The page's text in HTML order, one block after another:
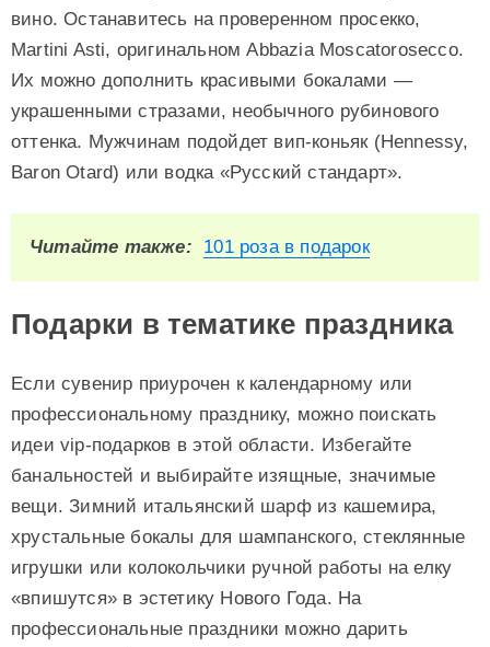
вино. Останавитесь на проверенном просекко,
Martini Asti, оригинальном Abbazia Moscatorosecco.
Их можно дополнить красивыми бокалами —
украшенными стразами, необычного рубинового
оттенка. Мужчинам подойдет вип-коньяк (Hennessy,
Baron Otard) или водка «Русский стандарт».
Читайте также: 101 роза в подарок
Подарки в тематике праздника
Если сувенир приурочен к календарному или
профессиональному празднику, можно поискать
идеи vip-подарков в этой области. Избегайте
банальностей и выбирайте изящные, значимые
вещи. Зимний итальянский шарф из кашемира,
хрустальные бокалы для шампанского, стеклянные
игрушки или колокольчики ручной работы на елку
«впишутся» в эстетику Нового Года. На
профессиональные праздники можно дарить